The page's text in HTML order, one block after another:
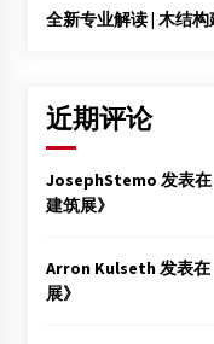
全新专业解读 | 木结
近期评论
JosephStemo 发表
建筑展》
Arron Kulseth发表在
展》